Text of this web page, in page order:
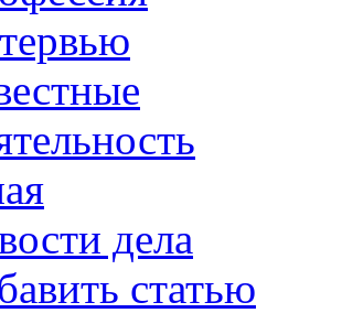
дела
статью